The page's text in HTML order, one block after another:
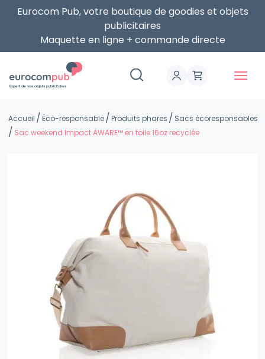
Eurocom Pub, votre boutique de goodies et objets
publicitaires
Maquette en ligne + commande directe
Expert de vos objets publicitaires
Accueil Éco-responsable Produits phares
Sacs écoresponsables
Sac weekend Impact AWARE™ en toile 16oz recyclée